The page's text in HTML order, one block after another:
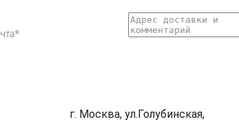
г. Москва, ул.Голубинская,